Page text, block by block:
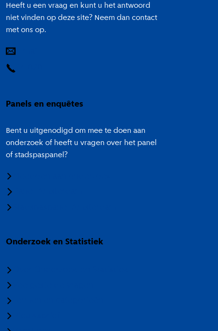
Heeft u een vraag en kunt u het antwoord
niet vinden op deze site? Neem dan contact
met ons op.
Panels en enquêtes
Bent u uitgenodigd om mee te doen aan
onderzoek of heeft u vragen over het panel
of stadspaspanel?
Onderzoek en Statistiek